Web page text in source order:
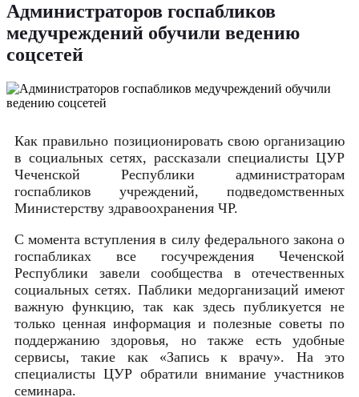
Администраторов госпабликов
медучреждений обучили ведению
соцсетей
Как правильно позиционировать свою организацию
в социальных сетях, рассказали специалисты ЦУР
Чеченской Республики администраторам
госпабликов учреждений, подведомственных
Министерству здравоохранения ЧР.
С момента вступления в силу федерального закона о
госпабликах все госучреждения Чеченской
Республики завели сообщества в отечественных
социальных сетях. Паблики медорганизаций имеют
важную функцию, так как здесь публикуется не
только ценная информация и полезные советы по
поддержанию здоровья, но также есть удобные
сервисы, такие как «Запись к врачу». На это
специалисты ЦУР обратили внимание участников
семинара.